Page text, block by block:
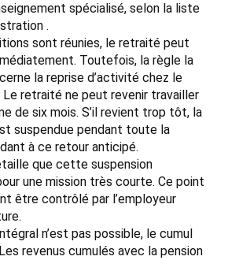
spécialisé, selon la liste
.
sont réunies, le retraité peut
Toutefois, la règle la
la reprise d’activité chez le
Le retraité ne peut revenir travailler
de six mois. S’il revient trop tôt, la
suspendue pendant toute la
à ce retour anticipé.
que cette suspension
une mission très courte. Ce point
être contrôlé par l’employeur
n’est pas possible, le cumul
revenus cumulés avec la pension